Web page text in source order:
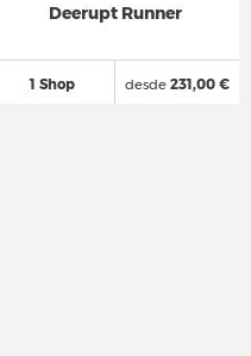
Deerupt Runner
1 Shop desde231,00 €